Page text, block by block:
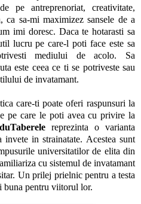
pe antreprenoriat, creativitate,
sa-mi maximizez sansele de a
imi doresc. Daca te hotarasti sa
lucru pe care-l poti face este sa
mediului de acolo. Sa
este ceea ce ti se potriveste sau
de invatamant.
care-ti poate oferi raspunsuri la
pe care le poti avea cu privire la
reprezinta o varianta
in strainatate. Acestea sunt
universitatilor de elita din
cu sistemul de invatamant
Un prilej prielnic pentru a testa
buna pentru viitorul lor.